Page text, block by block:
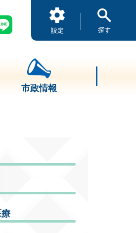
設定 探す
市政情報